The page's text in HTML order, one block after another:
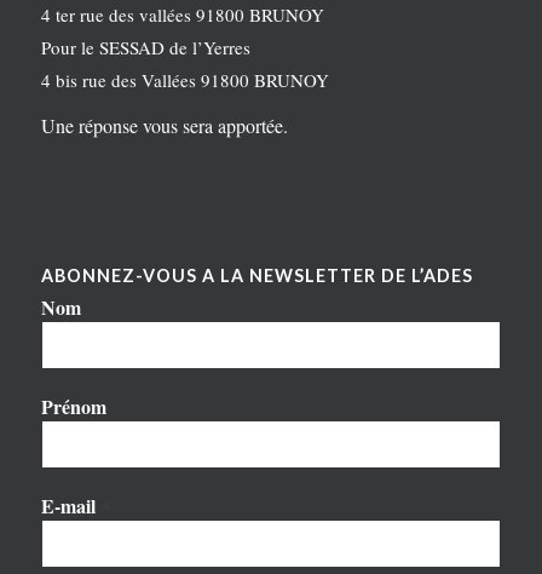
4 ter rue des vallées 91800 BRUNOY
Pour le SESSAD de l’Yerres
4 bis rue des Vallées 91800 BRUNOY
Une réponse vous sera apportée.
ABONNEZ-VOUS A LA NEWSLETTER DE L’ADES
Nom
Prénom
E-mail